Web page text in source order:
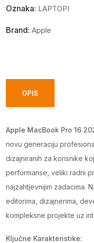
Oznaka: LAPTOPI
Brand: Apple
OPIS
Apple MacBook Pro 16
novu generaciju
dizajniranih za korisnike
performanse, veliki radni
najzahtjevnijim zadacima.
editorima, dizajnerima,
kompleksne projekte uz
Ključne Karakteristike: